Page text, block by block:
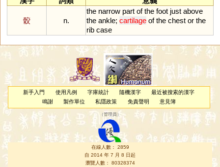
骹 n.
the narrow part of the foot just above
the ankle; cartilage of the chest or the
rib case
新手入門 使用凡例 字庫統計 隨機漢字
最近被搜索的漢字
鳴謝
製作單位 私隱政策 免責聲明 意見簿
（管理員 ）
在線人數： 2859
自 2014 年 7 月 8 日起
瀏覽人數： 80328374